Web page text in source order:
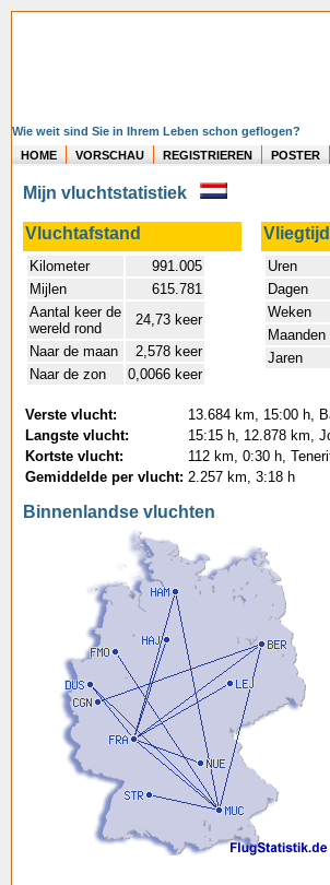
Wie weit sind Sie in Ihrem Leben schon geflogen?
HOME
VORSCHAU REGISTRIEREN POSTER
Mijn vluchtstatistiek
Vluchtafstand Vliegtijd
Kilometer
991.005
Mijlen
615.781
Aantal keer de
wereld rond
24,73 keer
Naar de maan
2,578 keer
Naar de zon
0,0066 keer
Uren
Dagen
Weken
Maanden
Jaren
Verste vlucht:
13.684 km, 15:00 h,
Langste vlucht:
15:15 h, 12.878 km,
Kortste vlucht:
112 km, 0:30 h,
Gemiddelde per vlucht: 2.257 km, 3:18 h
Binnenlandse vluchten